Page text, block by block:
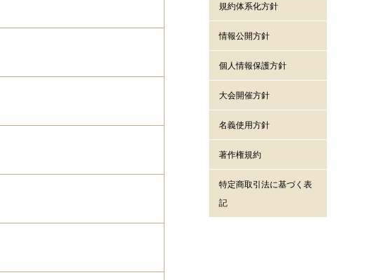
規約体系化方針
情報公開方針
個人情報保護方針
大会開催方針
名義使用方針
著作権規約
特定商取引法に基づく表
記